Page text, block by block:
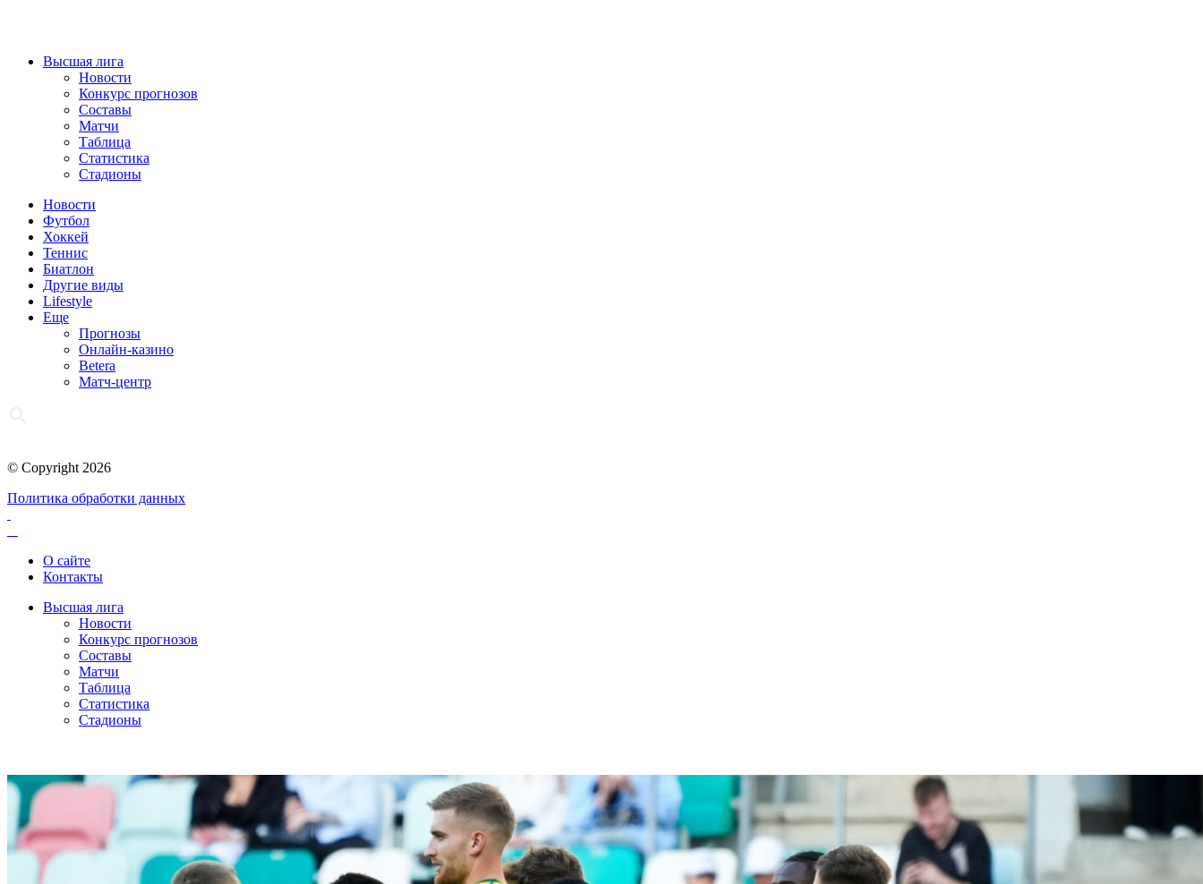
Высшая лига
Новости
Конкурс прогнозов
Составы
Матчи
Таблица
Статистика
Стадионы
Новости
Футбол
Хоккей
Теннис
Биатлон
Другие виды
Lifestyle
Еще
Прогнозы
Онлайн-казино
Betera
Матч-центр
© Copyright 2026
Политика обработки данных
О сайте
Контакты
Высшая лига
Новости
Конкурс прогнозов
Составы
Матчи
Таблица
Статистика
Стадионы